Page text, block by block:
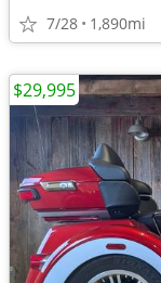
7/28 1,890mi
$29,995